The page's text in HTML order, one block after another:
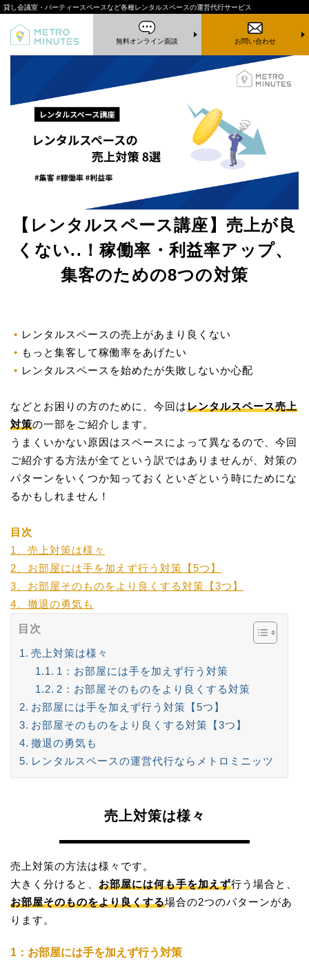
貸し会議室・パーティースペースなど各種レンタルスペースの運営代行サービス
無料オンライン面談 お問い合わせ
【レンタルスペース講座】売上が良
くない..！稼働率・利益率アップ、
集客のための8つの対策
レンタルスペースの売上があまり良くない
もっと集客して稼働率をあげたい
レンタルスペースを始めたが失敗しないか心配
などとお困りの方のために、今回はレンタルスペース売上
対策の一部をご紹介します。
うまくいかない原因はスペースによって異なるので、今回
ご紹介する方法が全てという訳ではありませんが、対策の
パターンをいくつか知っておくといざという時にためにな
るかもしれません！
目次
1、売上対策は様々
2、お部屋には手を加えず行う対策【5つ】
3、お部屋そのものをより良くする対策【3つ】
4、撤退の勇気も
目次
売上対策は様々
1：お部屋には手を加えず行う対策
2：お部屋そのものをより良くする対策
お部屋には手を加えず行う対策【5つ】
お部屋そのものをより良くする対策【3つ】
撤退の勇気も
レンタルスペースの運営代行ならメトロミニッツ
売上対策は様々
売上対策の方法は様々です。
大きく分けると、 お部屋には何も手を加えず行う場合と、
お部屋そのものをより良くする場合の2つのパターンがあ
ります。
1：お部屋には手を加えず行う対策